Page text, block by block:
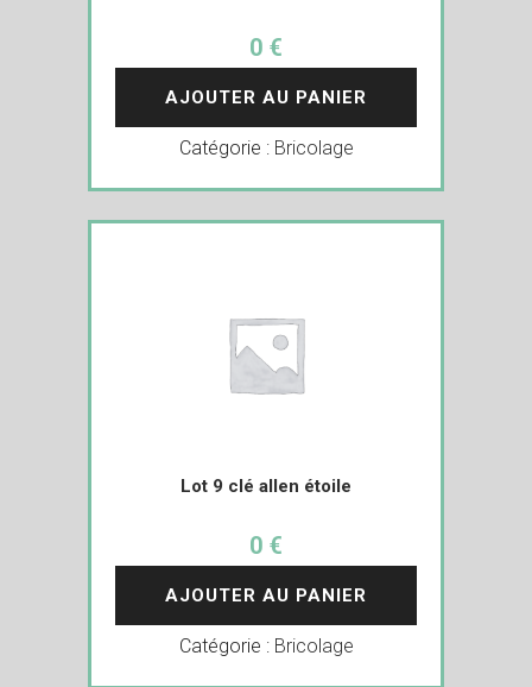
0 €
AJOUTER AU PANIER
Catégorie : Bricolage
Lot 9 clé allen étoile
0 €
AJOUTER AU PANIER
Catégorie : Bricolage